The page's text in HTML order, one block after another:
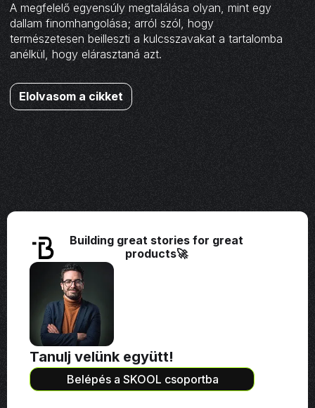
A megfelelő egyensúly megtalálása olyan, mint egy
dallam finomhangolása; arról szól, hogy
természetesen beilleszti a kulcsszavakat a tartalomba
anélkül, hogy elárasztaná azt.
Elolvasom a cikket
Building great stories for great
products🚀
Tanulj velünk együtt!
Belépés a SKOOL csoportba